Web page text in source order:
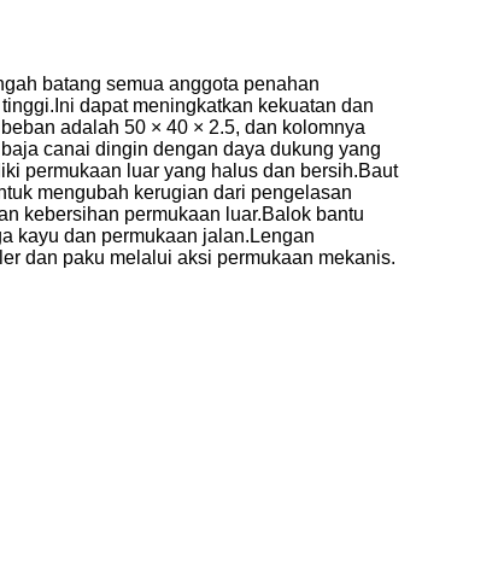
batang semua anggota penahan
dapat meningkatkan kekuatan dan
adalah 50 × 40 × 2.5, dan kolomnya
canai dingin dengan daya dukung yang
permukaan luar yang halus dan bersih.Baut
mengubah kerugian dari pengelasan
kebersihan permukaan luar.Balok bantu
kayu dan permukaan jalan.Lengan
dan paku melalui aksi permukaan mekanis.